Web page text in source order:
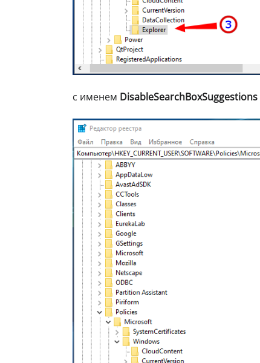
с именем DisableSearchBoxSuggestions